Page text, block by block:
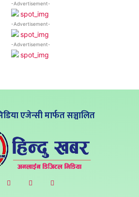
-Advertisement-
-Advertisement-
-Advertisement-
एजेन्सी मार्फत सञ्चालित